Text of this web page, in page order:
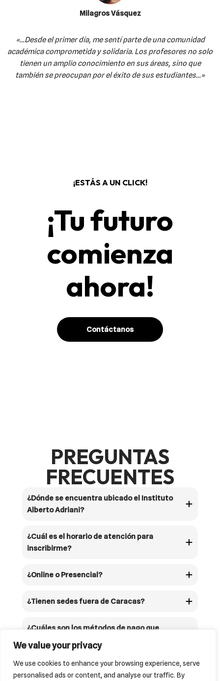
We value your privacy
We use cookies to enhance your browsing experience, serve
personalised ads or content, and analyse our traffic. By
Milagros Vásquez
«…Desde el primer día, me sentí parte de una comunidad
académica comprometida y solidaria. Los profesores no solo
tienen un amplio conocimiento en sus áreas, sino que
también se preocupan por el éxito de sus estudiantes…»
¡ESTÁS A UN CLICK!
¡Tu futuro
comienza
ahora!
Contáctanos
PREGUNTAS
FRECUENTES
¿Dónde se encuentra ubicado el Instituto
Alberto Adriani?
¿Cuál es el horario de atención para
inscribirme?
¿Online o Presencial?
¿Tienen sedes fuera de Caracas?
¿Cuáles son los métodos de pago que
tienen disponibles?